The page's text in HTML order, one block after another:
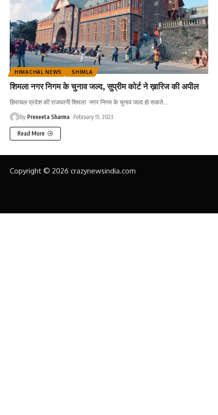
HIMACHAL NEWS SHIMLA
शिमला नगर निगम के चुनाव जल्द, सुप्रीम कोर्ट ने ख़ारिज की अपील
हिमाचल प्रदेश की राजधानी शिमला नगर निगम के चुनाव जल्द हो सकते…
By Preneeta Sharma February 15, 2023
Read More
Copyright © 2026 crazynewsindia.com